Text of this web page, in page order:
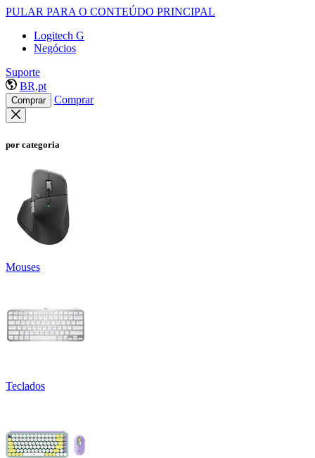
PULAR PARA O CONTEÚDO PRINCIPAL
Logitech G
Negócios
Suporte
BR,pt
Comprar Comprar
por categoria
Mouses
Teclados